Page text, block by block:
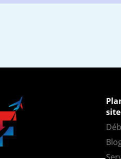
site